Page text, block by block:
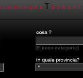
L M N O P Q R S T U V W X Y Z
(Elenco categorie)